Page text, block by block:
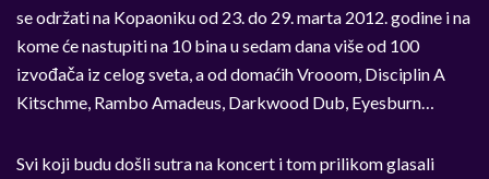
se održati na Kopaoniku od 23. do 29. marta 2012. godine i na
kome će nastupiti na 10 bina u sedam dana više od 100
izvođača iz celog sveta, a od domaćih Vrooom, Disciplin A
Kitschme, Rambo Amadeus, Darkwood Dub, Eyesburn…
Svi koji budu došli sutra na koncert i tom prilikom glasali